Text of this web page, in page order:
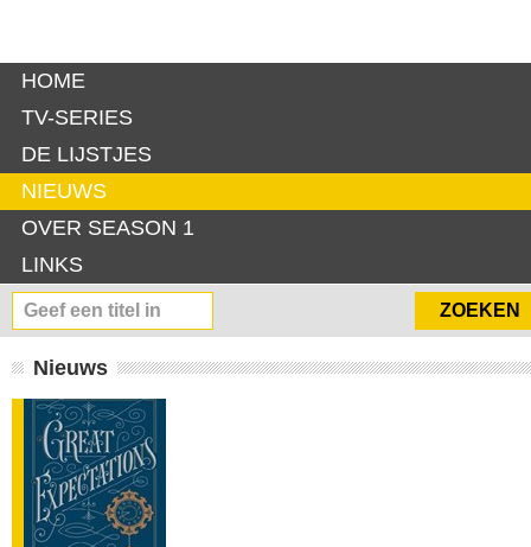
HOME
TV-SERIES
DE LIJSTJES
NIEUWS
OVER SEASON 1
LINKS
Nieuws